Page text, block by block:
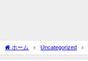
ホーム Uncategorized